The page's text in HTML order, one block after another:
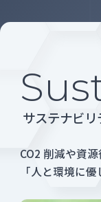
サステナビリ
CO2 削減や資
「人と環境に